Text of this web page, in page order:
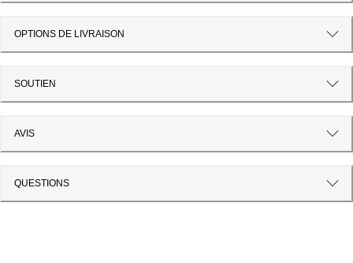
OPTIONS DE LIVRAISON
SOUTIEN
AVIS
QUESTIONS